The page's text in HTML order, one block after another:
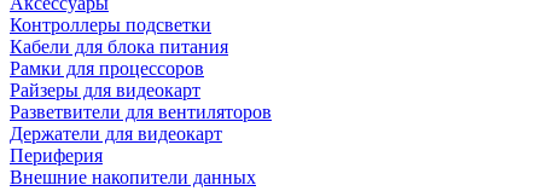
Контроллеры подсветки
Кабели для блока питания
Рамки для процессоров
Райзеры для видеокарт
Разветвители для вентиляторов
Держатели для видеокарт
Периферия
Внешние накопители данных